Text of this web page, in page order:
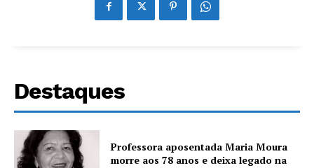
Destaques
Professora aposentada Maria Moura
morre aos 78 anos e deixa legado na